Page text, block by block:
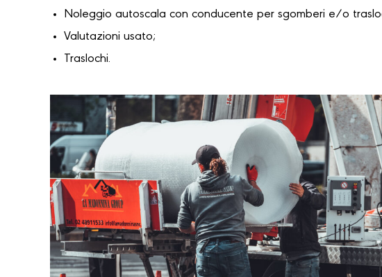
Noleggio autoscala con conducente per sgomberi e/o
Valutazioni usato;
Traslochi.